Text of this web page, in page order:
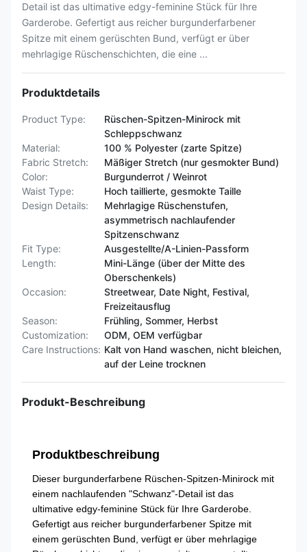
Detail ist das ultimative edgy-feminine Stück für Ihre
Garderobe. Gefertigt aus reicher burgunderfarbener
Spitze mit einem gerüschten Bund, verfügt er über
mehrlagige Rüschenschichten, die eine ...
Produktdetails
Product Type:
Rüschen-Spitzen-Minirock mit
Schleppschwanz
Material:
100 % Polyester (zarte Spitze)
Fabric Stretch:
Mäßiger Stretch (nur gesmokter Bund)
Color:
Burgunderrot / Weinrot
Waist Type:
Hoch taillierte, gesmokte Taille
Design Details:
Mehrlagige Rüschenstufen,
asymmetrisch nachlaufender
Spitzenschwanz
Fit Type:
Ausgestellte/A-Linien-Passform
Length:
Mini-Länge (über der Mitte des
Oberschenkels)
Occasion:
Streetwear, Date Night, Festival,
Freizeitausflug
Season:
Frühling, Sommer, Herbst
Customization:
ODM, OEM verfügbar
Care Instructions: Kalt von Hand waschen, nicht bleichen,
auf der Leine trocknen
Produkt-Beschreibung
Produktbeschreibung
Dieser burgunderfarbene Rüschen-Spitzen-Minirock mit
einem nachlaufenden "Schwanz"-Detail ist das
ultimative edgy-feminine Stück für Ihre Garderobe.
Gefertigt aus reicher burgunderfarbener Spitze mit
einem gerüschten Bund, verfügt er über mehrlagige